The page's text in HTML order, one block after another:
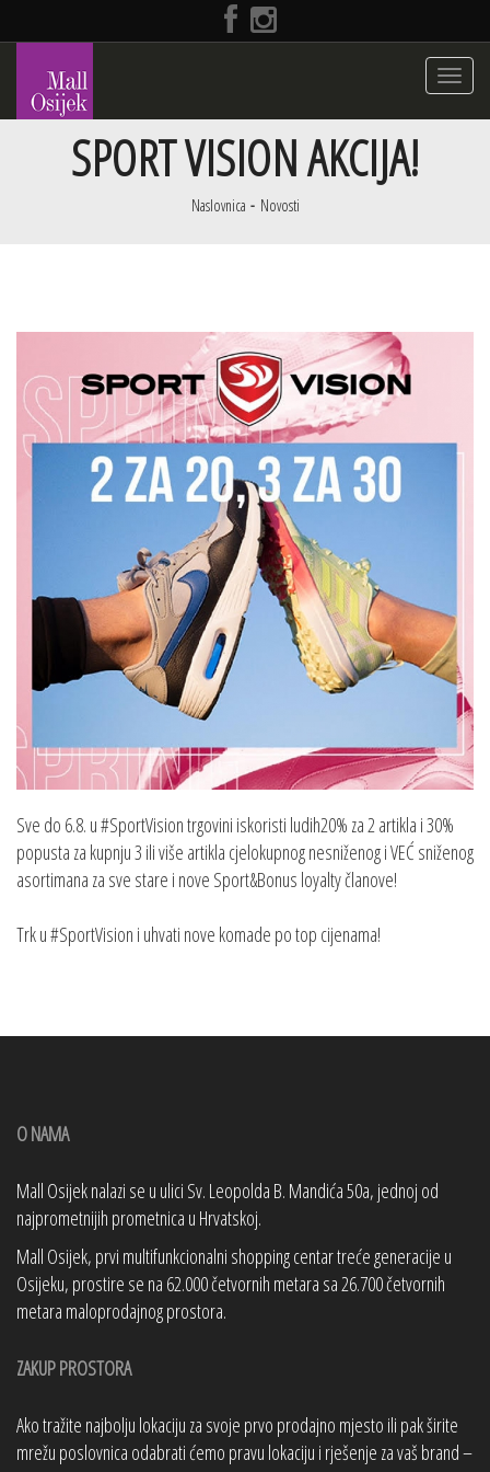
Toggle
SPORT VISION AKCIJA!
Naslovnica Novosti
Sve do 6.8. u #SportVision trgovini iskoristi ludih20% za 2 artikla i 30%
popusta za kupnju 3 ili više artikla cjelokupnog nesniženog i VEĆ sniženog
asortimana za sve stare i nove Sport&Bonus loyalty članove!
Trk u #SportVision i uhvati nove komade po top cijenama!
O NAMA
Mall Osijek nalazi se u ulici Sv. Leopolda B. Mandića 50a, jednoj od
najprometnijih prometnica u Hrvatskoj.
Mall Osijek, prvi multifunkcionalni shopping centar treće generacije u
Osijeku, prostire se na 62.000 četvornih metara sa 26.700 četvornih
metara maloprodajnog prostora.
ZAKUP PROSTORA
Ako tražite najbolju lokaciju za svoje prvo prodajno mjesto ili pak širite
mrežu poslovnica odabrati ćemo pravu lokaciju i rješenje za vaš brand –